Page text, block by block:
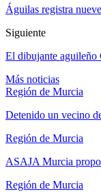
Águilas registra
Siguiente
El dibujante aguileño
Más noticias
Región de Murcia
Detenido un vecino
Región de Murcia
ASAJA Murcia
Región de Murcia